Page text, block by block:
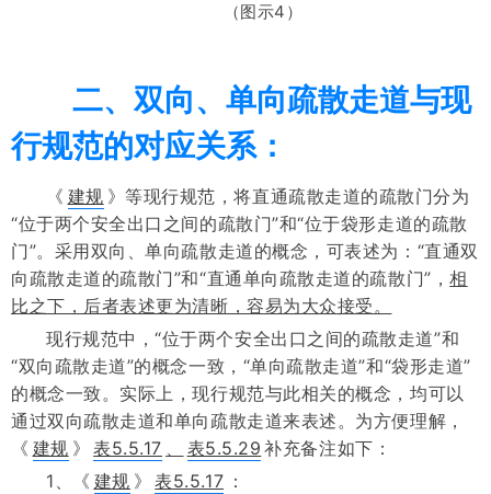
（图示4）
二、双向、单向疏散走道与现
行规范的对应关系：
《 建规 》等现行规范，将直通疏散走道的疏散门分为
“位于两个安全出口之间的疏散门”和“位于袋形走道的疏散
门”。采用双向、单向疏散走道的概念，可表述为：“直通双
向疏散走道的疏散门”和“直通单向疏散走道的疏散门”，相
比之下，后者表述更为清晰，容易为大众接受。
现行规范中，“位于两个安全出口之间的疏散走道”和
“双向疏散走道”的概念一致，“单向疏散走道”和“袋形走道”
的概念一致。实际上，现行规范与此相关的概念，均可以
通过双向疏散走道和单向疏散走道来表述。为方便理解，
《 建规 》 表5.5.17 、 表5.5.29 补充备注如下：
1、《 建规 》 表5.5.17 ：